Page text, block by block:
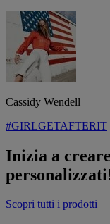
Cassidy Wendell
#GIRLGETAFTERIT
Inizia a
Scopri tutti i prodotti